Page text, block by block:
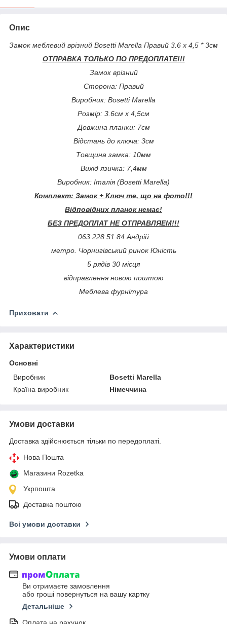
Опис
Замок меблевий врізний Bosetti Marella Правий 3.6 x 4,5 * 3см
ОТПРАВКА ТОЛЬКО ПО ПРЕДОПЛАТЕ!!!
Замок врізний
Сторона: Правий
Виробник: Bosetti Marella
Розмір: 3.6см х 4,5см
Довжина планки: 7см
Відстань до ключа: 3см
Товщина замка: 10мм
Вихід язичка: 7,4мм
Виробник: Італія (Bosetti Marella)
Комплект: Замок + Ключ те, що на фото!!!
Відповідних планок немає!
БЕЗ ПРЕДОПЛАТ НЕ ОТПРАВЛЯЕМ!!!
063 228 51 84 Андрій
метро. Чорнигівський ринок Юність
5 рядів 30 місця
відправлення новою поштою
Меблева фурнітура
Приховати
Характеристики
Основні
Виробник
Bosetti Marella
Країна виробник
Німеччина
Умови доставки
Доставка здійснюється тільки по передоплаті.
Нова Пошта
Магазини Rozetka
Укрпошта
Доставка поштою
Всі умови доставки
Умови оплати
Ви отримаєте замовлення
або гроші повернуться на вашу картку
Детальніше